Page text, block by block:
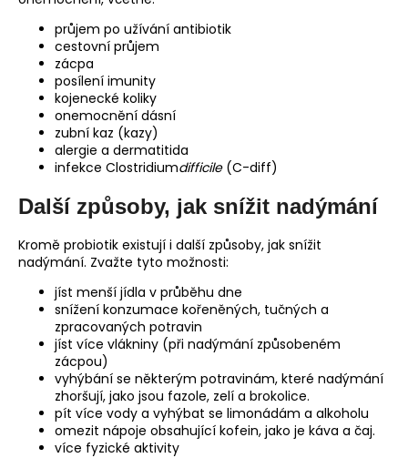
průjem po užívání antibiotik
cestovní průjem
zácpa
posílení imunity
kojenecké koliky
onemocnění dásní
zubní kaz (kazy)
alergie a dermatitida
infekce Clostridiumdifficile(C-diff)
Další způsoby, jak snížit nadýmání
Kromě probiotik existují i další způsoby, jak snížit
nadýmání. Zvažte tyto možnosti:
jíst menší jídla v průběhu dne
snížení konzumace kořeněných, tučných a
zpracovaných potravin
jíst více vlákniny (při nadýmání způsobeném
zácpou)
vyhýbání se některým potravinám, které nadýmání
zhoršují, jako jsou fazole, zelí a brokolice.
pít více vody a vyhýbat se limonádám a alkoholu
omezit nápoje obsahující kofein, jako je káva a čaj.
více fyzické aktivity